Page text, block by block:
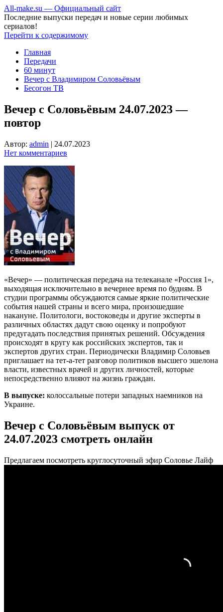
All-make.su — Официальный сайт
Последние выпуски передач и новые серии любимых
сериалов!
Перейти к содержимому
Главная
Передачи
60 минут
Вечер с Владимиром Соловьёвым
Бесогон ТВ
Вечер с Соловьёвым 24.07.2023 —
повтор
Автор: admin | 24.07.2023
Нет комментариев
«Вечер» — политическая передача на телеканале «Россия 1»,
выходящая исключительно в вечернее время по будням. В
студии программы обсуждаются самые яркие политические
события нашей страны и всего мира, произошедшие
накануне. Политологи, востоковеды и другие эксперты в
различных областях дадут свою оценку и попробуют
предугадать последствия принятых решений. Обсуждения
происходят в кругу как российских экспертов, так и
экспертов других стран. Периодически Владимир Соловьев
приглашает на тет-а-тет разговор политиков высшего эшелона
власти, известных врачей и других личностей, которые
непосредственно влияют на жизнь граждан.
В выпуске: колоссальные потери западных наемников на
Украине.
Вечер с Соловьёвым выпуск от
24.07.2023 смотреть онлайн
Предлагаем посмотреть круглосуточный эфир Соловье Лайф